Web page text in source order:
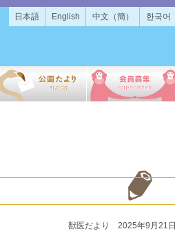
日本語 English 中文（簡） 한국어
獣医だより 2025年9月21日